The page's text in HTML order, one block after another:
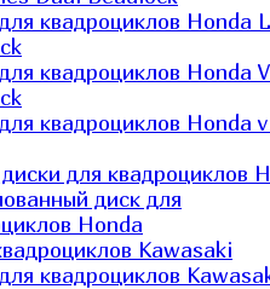
квадроциклов Honda
квадроциклов Honda
квадроциклов Honda
для квадроциклов
диск для
Honda
Kawasaki
квадроциклов